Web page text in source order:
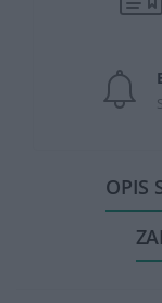
OPIS